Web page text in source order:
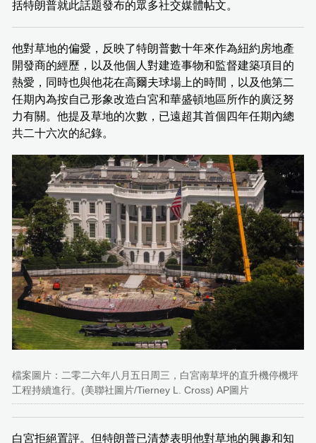
括特朗普就此話題發布的眾多社交媒體帖文。
他對草地的偏愛，反映了特朗普數十年來作為紐約房地產
開發商的經歷，以及他個人對建造事物和監督建築項目的
熱愛，同時也與他花在高爾夫球場上的時間，以及他第二
任期內為按自己形象改造白宮和華盛頓地區所作的廣泛努
力有關。他提及草地的次數，已遠超其首個四年任期內總
共二十六次的紀錄。
檔案圖片：二零二六年八月五日周三，白宮南草坪的直升機停機坪
工程持續進行。(美聯社圖片/Tierney L. Cross) AP圖片
白宮拒絕置評。但特朗普已清楚表明他對草地的興趣和知